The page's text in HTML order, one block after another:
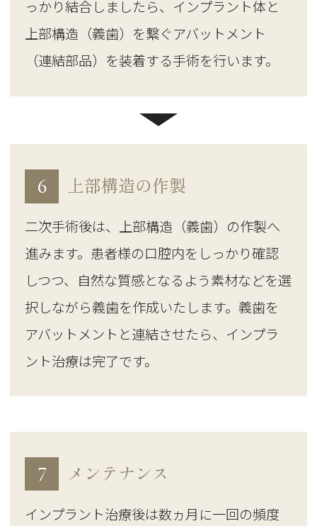
っかり結合しましたら、インプラント体と
上部構造（義歯）を繋ぐアバットメント
（連結部品）を装着する手術を行います。
6 上部構造の作製
二次手術後は、上部構造（義歯）の作製へ
進みます。患者様の口腔内をしっかり確認
しつつ、自然な質感となるよう素材などを選
択しながら義歯を作成いたします。義歯を
アバットメントと連結させたら、インプラ
ント治療は完了です。
7 メンテナンス
インプラント治療後は数ヵ月に一回の頻度